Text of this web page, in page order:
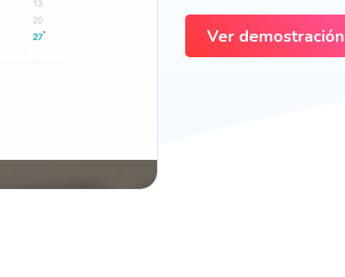
Ver demostración